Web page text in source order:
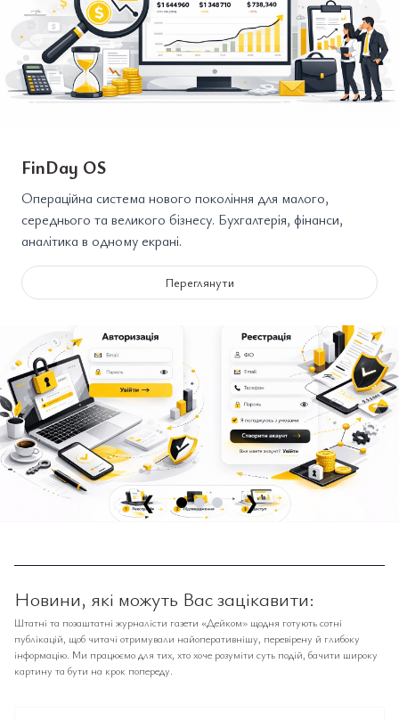
FinDay OS
Операційна система нового покоління для малого,
середнього та великого бізнесу. Бухгалтерія, фінанси,
аналітика в одному екрані.
Переглянути
❮ ❯
Новини, які можуть Вас зацікавити:
Штатні та позаштатні журналісти газети «Дейком» щодня готують сотні
публікацій, щоб читачі отримували найоперативнішу, перевірену й глибоку
інформацію. Ми працюємо для тих, хто хоче розуміти суть подій, бачити широку
картину та бути на крок попереду.